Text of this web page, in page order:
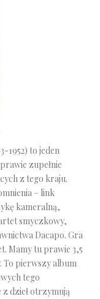
1952) to jeden
zupełnie
z tego kraju.
– link
kameralną,
smyczkowy,
Dacapo. Gra
Mamy tu prawie 3,5
To pierwszy album
tego
dzieł otrzymują